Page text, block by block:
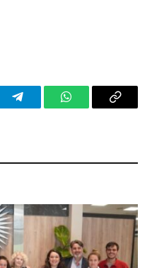
TelegramWhatsAppCopy